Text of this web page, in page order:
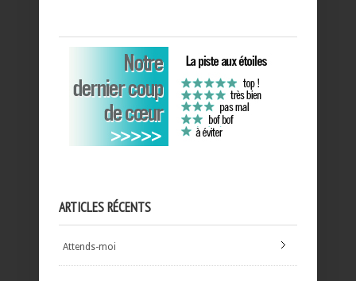
ARTICLES RÉCENTS
Attends-moi